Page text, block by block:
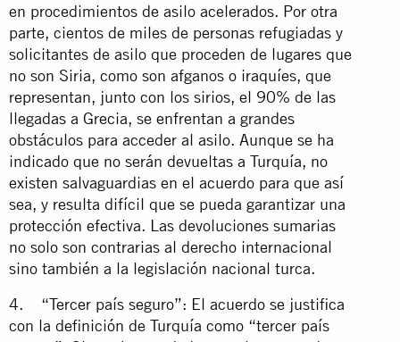
en procedimientos de asilo acelerados. Por otra
parte, cientos de miles de personas refugiadas y
solicitantes de asilo que proceden de lugares que
no son Siria, como son afganos o iraquíes, que
representan, junto con los sirios, el 90% de las
llegadas a Grecia, se enfrentan a grandes
obstáculos para acceder al asilo. Aunque se ha
indicado que no serán devueltas a Turquía, no
existen salvaguardias en el acuerdo para que así
sea, y resulta difícil que se pueda garantizar una
protección efectiva. Las devoluciones sumarias
no solo son contrarias al derecho internacional
sino también a la legislación nacional turca.
4. “Tercer país seguro”: El acuerdo se justifica
con la definición de Turquía como “tercer país